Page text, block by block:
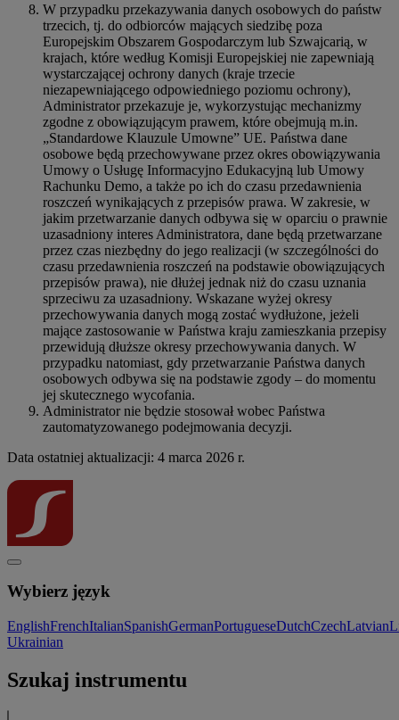
W przypadku przekazywania danych osobowych do państw
trzecich, tj. do odbiorców mających siedzibę poza
Europejskim Obszarem Gospodarczym lub Szwajcarią, w
krajach, które według Komisji Europejskiej nie zapewniają
wystarczającej ochrony danych (kraje trzecie
niezapewniającego odpowiedniego poziomu ochrony),
Administrator przekazuje je, wykorzystując mechanizmy
zgodne z obowiązującym prawem, które obejmują m.in.
„Standardowe Klauzule Umowne” UE. Państwa dane
osobowe będą przechowywane przez okres obowiązywania
Umowy o Usługę Informacyjno Edukacyjną lub Umowy
Rachunku Demo, a także po ich do czasu przedawnienia
roszczeń wynikających z przepisów prawa. W zakresie, w
jakim przetwarzanie danych odbywa się w oparciu o prawnie
uzasadniony interes Administratora, dane będą przetwarzane
przez czas niezbędny do jego realizacji (w szczególności do
czasu przedawnienia roszczeń na podstawie obowiązujących
przepisów prawa), nie dłużej jednak niż do czasu uznania
sprzeciwu za uzasadniony. Wskazane wyżej okresy
przechowywania danych mogą zostać wydłużone, jeżeli
mające zastosowanie w Państwa kraju zamieszkania przepisy
przewidują dłuższe okresy przechowywania danych. W
przypadku natomiast, gdy przetwarzanie Państwa danych
osobowych odbywa się na podstawie zgody – do momentu
jej skutecznego wycofania.
Administrator nie będzie stosował wobec Państwa
zautomatyzowanego podejmowania decyzji.
Data ostatniej aktualizacji: 4 marca 2026 r.
Wybierz język
EnglishFrenchItalianSpanishGermanPortugueseDutchCzechLatvian
Ukrainian
Szukaj instrumentu